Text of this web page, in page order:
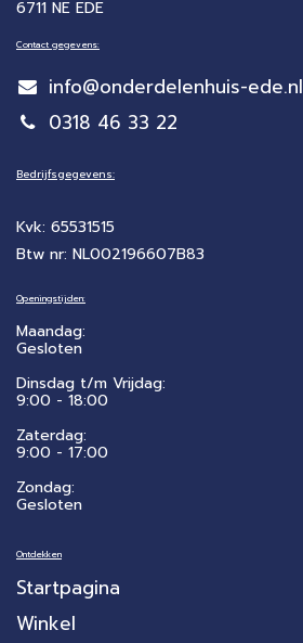
6711 NE EDE
Contact gegevens:
info@onderdelenhuis-ede.nl
0318 46 33 22
Bedrijfsgegevens:
Kvk: 65531515
Btw nr: NL002196607B83
Openingstijden:
Maandag:
Gesloten
Dinsdag t/m Vrijdag:
9:00 - 18:00
Zaterdag:
​9:00 - 17:00
Zondag:
Gesloten
Ontdekken
Startpagina
Winkel